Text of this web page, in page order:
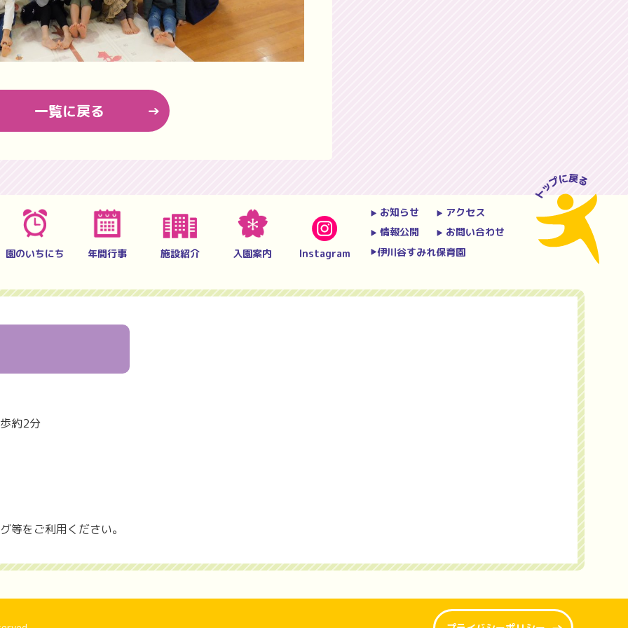
一覧に戻る
園のいちにち 年間行事 施設紹介 入園案内 Instagram
▶︎ お知らせ ▶︎ アクセス
▶︎ 情報公開 ▶︎ お問い合わせ
▶︎伊川谷すみれ保育園
約2分
等をご利用ください。